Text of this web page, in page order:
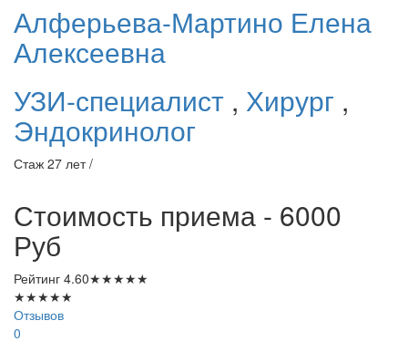
Алферьева-Мартино Елена
Алексеевна
УЗИ-специалист , Хирург ,
Эндокринолог
Стаж 27 лет /
Стоимость приема - 6000
Руб
Рейтинг 4.60★★★★★
★★★★★
Отзывов
0